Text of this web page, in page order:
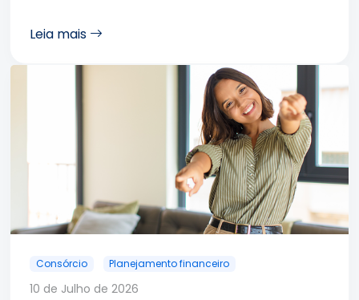
Leia mais
Consórcio Planejamento financeiro
10 de Julho de 2026